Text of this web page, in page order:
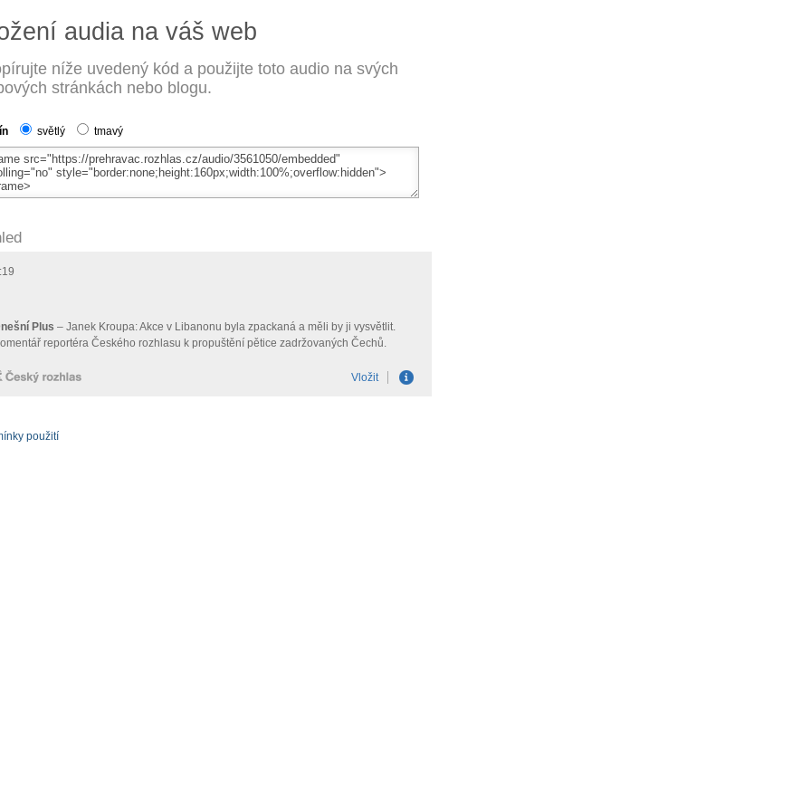
audia na váš web
níže uvedený kód a použijte toto audio na svých
stránkách nebo blogu.
světlý tmavý
použití